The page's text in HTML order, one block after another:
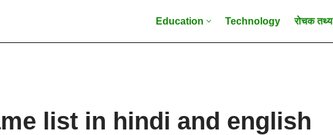
Education Technology रोचक तथ्य
list in hindi and english